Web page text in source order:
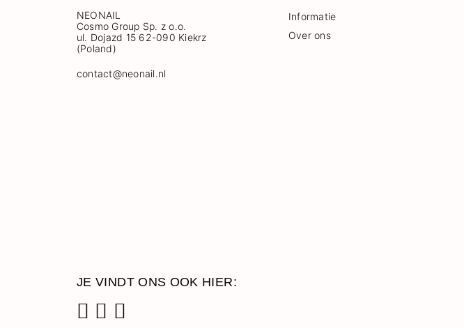
NEONAIL
Cosmo Group Sp. z o.o.
ul. Dojazd 15 62-090 Kiekrz
(Poland)
contact@neonail.nl
Informatie
Over ons
JE VINDT ONS OOK HIER: